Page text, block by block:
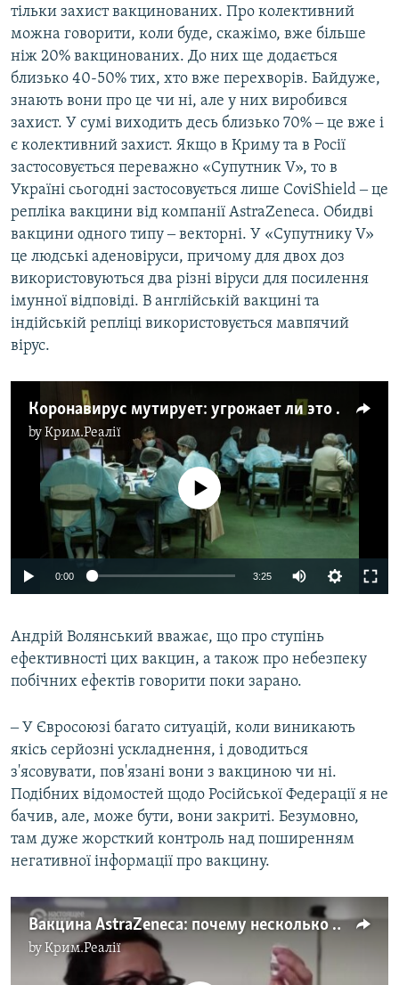
тільки захист вакцинованих. Про колективний
можна говорити, коли буде, скажімо, вже більше
ніж 20% вакцинованих. До них ще додається
близько 40-50% тих, хто вже перехворів. Байдуже,
знають вони про це чи ні, але у них виробився
захист. У сумі виходить десь близько 70% ‒ це вже і
є колективний захист. Якщо в Криму та в Росії
застосовується переважно «Супутник V», то в
Україні сьогодні застосовується лише CoviShield ‒ це
репліка вакцини від компанії AstraZeneca. Обидві
вакцини одного типу ‒ векторні. У «Супутнику V»
це людські аденовіруси, причому для двох доз
використовуються два різні віруси для посилення
імунної відповіді. В англійській вакцині та
індійській репліці використовується мавпячий
вірус.
Коронавирус мутирует: угрожает ли это вакцинации (видео)
byКрим.Реалії
Auto 240p 360p 480p
No media source currently available
0:00 3:25
360p
480p
1080p
Андрій Волянський вважає, що про ступінь
ефективності цих вакцин, а також про небезпеку
побічних ефектів говорити поки зарано.
‒ У Євросоюзі багато ситуацій, коли виникають
якісь серйозні ускладнення, і доводиться
з'ясовувати, пов'язані вони з вакциною чи ні.
Подібних відомостей щодо Російської Федерації я не
бачив, але, може бути, вони закриті. Безумовно,
там дуже жорсткий контроль над поширенням
негативної інформації про вакцину.
Вакцина AstraZeneca: почему несколько стран приостановили ее использование (видео)
byКрим.Реалії